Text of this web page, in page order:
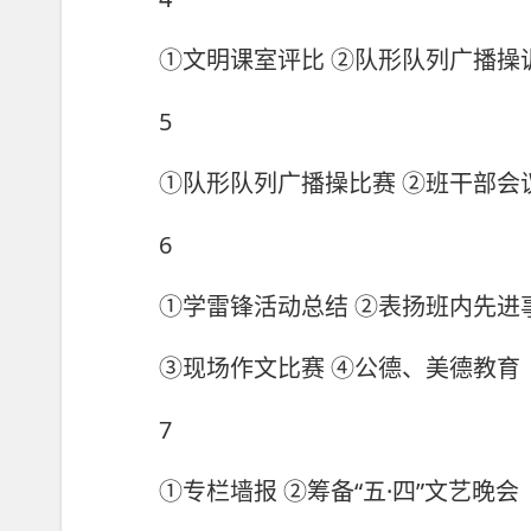
①文明课室评比 ②队形队列广播操
5
①队形队列广播操比赛 ②班干部会
6
①学雷锋活动总结 ②表扬班内先进
③现场作文比赛 ④公德、美德教育
7
①专栏墙报 ②筹备“五·四”文艺晚会